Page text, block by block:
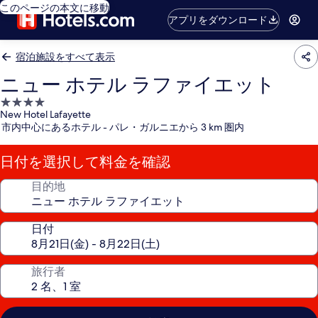
このページの本文に移動
アプリをダウンロード
宿泊施設をすべて表示
ニュー ホテル ラファイエット
4.0
つ
星
宿
泊
施
New Hotel Lafayette
市内中心にあるホテル - パレ・ガルニエから 3 km 圏内
日付を選択して料金を確認
目的地
日付
旅行者